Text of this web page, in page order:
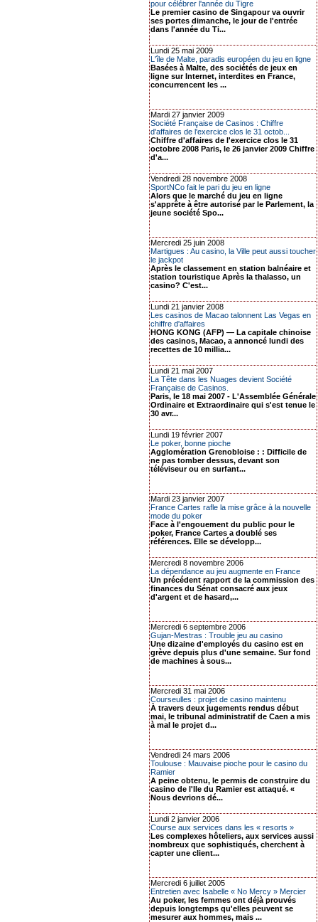
pour célébrer l'année du Tigre
Le premier casino de Singapour va ouvrir
ses portes dimanche, le jour de l'entrée
dans l'année du Ti...
Lundi 25 mai 2009
L'île de Malte, paradis européen du jeu en ligne
Basées à Malte, des sociétés de jeux en
ligne sur Internet, interdites en France,
concurrencent les ...
Mardi 27 janvier 2009
Société Française de Casinos : Chiffre
d'affaires de l'exercice clos le 31 octob...
Chiffre d'affaires de l'exercice clos le 31
octobre 2008 Paris, le 26 janvier 2009 Chiffre
d'a...
Vendredi 28 novembre 2008
SportNCo fait le pari du jeu en ligne
Alors que le marché du jeu en ligne
s'apprête à être autorisé par le Parlement, la
jeune société Spo...
Mercredi 25 juin 2008
Martigues : Au casino, la Ville peut aussi toucher
le jackpot
Après le classement en station balnéaire et
station touristique Après la thalasso, un
casino? C'est...
Lundi 21 janvier 2008
Les casinos de Macao talonnent Las Vegas en
chiffre d'affaires
HONG KONG (AFP) — La capitale chinoise
des casinos, Macao, a annoncé lundi des
recettes de 10 millia...
Lundi 21 mai 2007
La Tête dans les Nuages devient Société
Française de Casinos.
Paris, le 18 mai 2007 - L'Assemblée Générale
Ordinaire et Extraordinaire qui s'est tenue le
30 avr...
Lundi 19 février 2007
Le poker, bonne pioche
Agglomération Grenobloise : : Difficile de
ne pas tomber dessus, devant son
téléviseur ou en surfant...
Mardi 23 janvier 2007
France Cartes rafle la mise grâce à la nouvelle
mode du poker
Face à l'engouement du public pour le
poker, France Cartes a doublé ses
références. Elle se développ...
Mercredi 8 novembre 2006
La dépendance au jeu augmente en France
Un précédent rapport de la commission des
finances du Sénat consacré aux jeux
d'argent et de hasard,...
Mercredi 6 septembre 2006
Gujan-Mestras : Trouble jeu au casino
Une dizaine d'employés du casino est en
grève depuis plus d'une semaine. Sur fond
de machines à sous...
Mercredi 31 mai 2006
Courseulles : projet de casino maintenu
À travers deux jugements rendus début
mai, le tribunal administratif de Caen a mis
à mal le projet d...
Vendredi 24 mars 2006
Toulouse : Mauvaise pioche pour le casino du
Ramier
A peine obtenu, le permis de construire du
casino de l'Ile du Ramier est attaqué. «
Nous devrions dé...
Lundi 2 janvier 2006
Course aux services dans les « resorts »
Les complexes hôteliers, aux services aussi
nombreux que sophistiqués, cherchent à
capter une client...
Mercredi 6 juillet 2005
Entretien avec Isabelle « No Mercy » Mercier
Au poker, les femmes ont déjà prouvés
depuis longtemps qu'elles peuvent se
mesurer aux hommes, mais ...